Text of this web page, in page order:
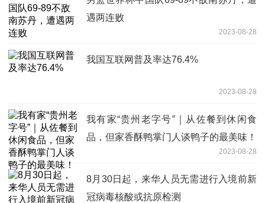
遇两连败
2023-08-28
我国互联网普及率达76.4%
2023-08-28
我有家“贵州老字号”｜从佐餐到休闲食
品，但家香酥鸭掌门人谈鸭子的最美味！
2023-08-28
8月30日起，来华人员无需进行入境前新
冠病毒核酸或抗原检测